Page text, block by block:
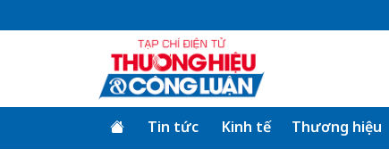
Tin tức Kinh tế Thương hiệu